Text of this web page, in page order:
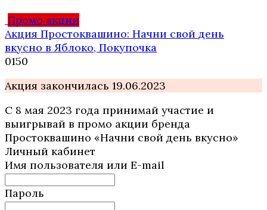
Промо акции
Акция Простоквашино: Начни свой день
вкусно в Яблоко, Покупочка
0150
Акция закончилась 19.06.2023
С 8 мая 2023 года принимай участие и
выигрывай в промо акции бренда
Простоквашино «Начни свой день вкусно»
Личный кабинет
Имя пользователя или E-mail
Пароль